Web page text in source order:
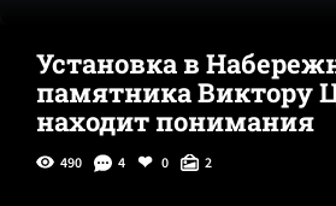
Установка в
памятника Виктору
находит понимания
490 4 0 2